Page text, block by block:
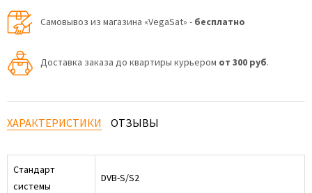
Самовывоз из магазина «VegaSat» - бесплатно
Доставка заказа до квартиры курьером от 300 руб.
ХАРАКТЕРИСТИКИ ОТЗЫВЫ
Стандарт
системы
DVB-S/S2